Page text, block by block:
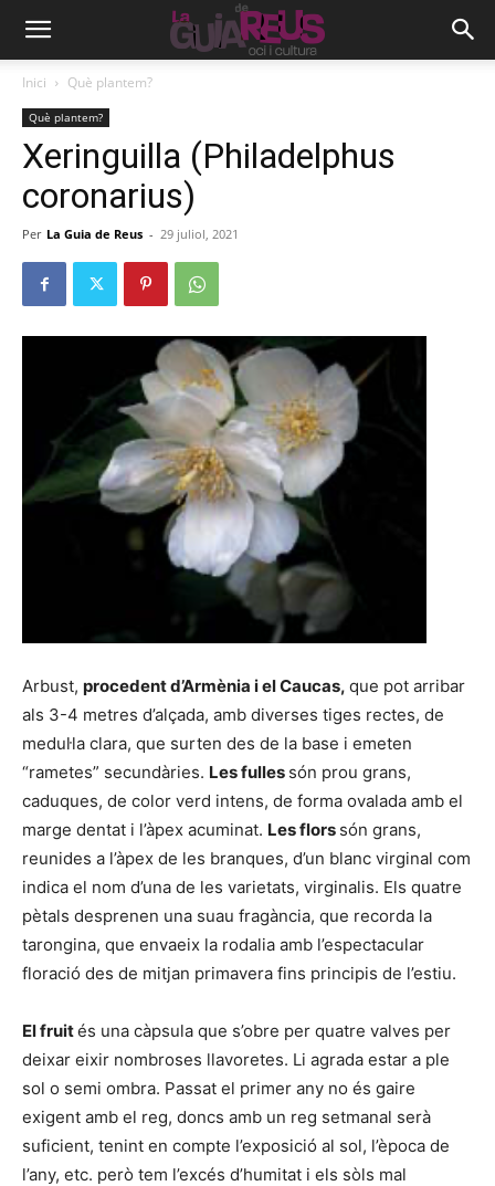
Inici Què plantem?
Què plantem?
Xeringuilla (Philadelphus
coronarius)
Per La Guia de Reus - 29 juliol, 2021
Arbust, procedent d’Armènia i el Caucas, que pot arribar
als 3-4 metres d’alçada, amb diverses tiges rectes, de
medul·la clara, que surten des de la base i emeten
“rametes” secundàries. Les fulles són prou grans,
caduques, de color verd intens, de forma ovalada amb el
marge dentat i l’àpex acuminat. Les flors són grans,
reunides a l’àpex de les branques, d’un blanc virginal com
indica el nom d’una de les varietats, virginalis. Els quatre
pètals desprenen una suau fragància, que recorda la
tarongina, que envaeix la rodalia amb l’espectacular
floració des de mitjan primavera fins principis de l’estiu.
El fruités una càpsula que s’obre per quatre valves per
deixar eixir nombroses llavoretes. Li agrada estar a ple
sol o semi ombra. Passat el primer any no és gaire
exigent amb el reg, doncs amb un reg setmanal serà
suficient, tenint en compte l’exposició al sol, l’època de
l’any, etc. però tem l’excés d’humitat i els sòls mal